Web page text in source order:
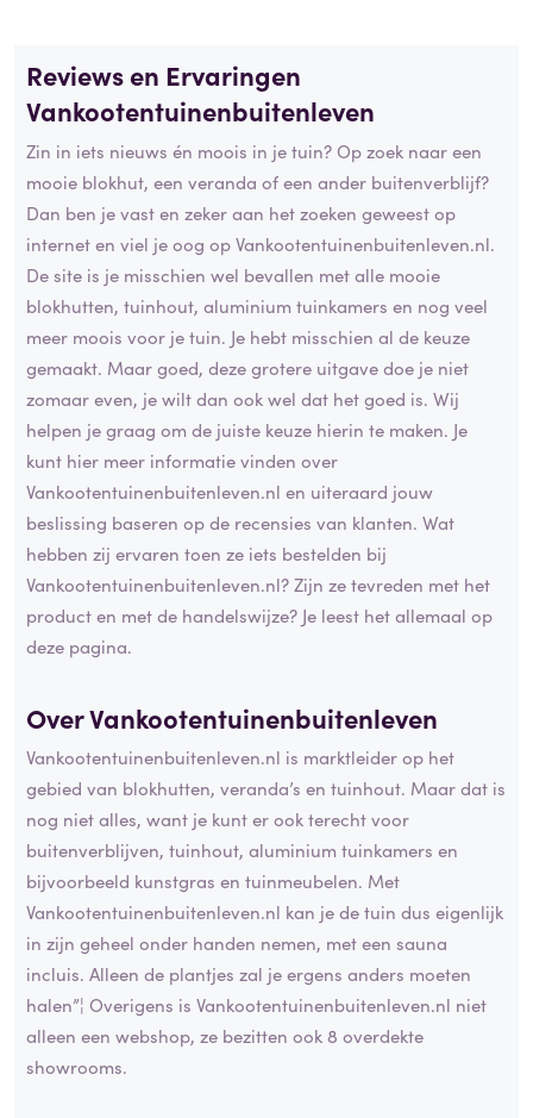
Reviews en Ervaringen
Vankootentuinenbuitenleven
Zin in iets nieuws én moois in je tuin? Op zoek naar een
mooie blokhut, een veranda of een ander buitenverblijf?
Dan ben je vast en zeker aan het zoeken geweest op
internet en viel je oog op Vankootentuinenbuitenleven.nl.
De site is je misschien wel bevallen met alle mooie
blokhutten, tuinhout, aluminium tuinkamers en nog veel
meer moois voor je tuin. Je hebt misschien al de keuze
gemaakt. Maar goed, deze grotere uitgave doe je niet
zomaar even, je wilt dan ook wel dat het goed is. Wij
helpen je graag om de juiste keuze hierin te maken. Je
kunt hier meer informatie vinden over
Vankootentuinenbuitenleven.nl en uiteraard jouw
beslissing baseren op de recensies van klanten. Wat
hebben zij ervaren toen ze iets bestelden bij
Vankootentuinenbuitenleven.nl? Zijn ze tevreden met het
product en met de handelswijze? Je leest het allemaal op
deze pagina.
Over Vankootentuinenbuitenleven
Vankootentuinenbuitenleven.nl is marktleider op het
gebied van blokhutten, veranda’s en tuinhout. Maar dat is
nog niet alles, want je kunt er ook terecht voor
buitenverblijven, tuinhout, aluminium tuinkamers en
bijvoorbeeld kunstgras en tuinmeubelen. Met
Vankootentuinenbuitenleven.nl kan je de tuin dus eigenlijk
in zijn geheel onder handen nemen, met een sauna
incluis. Alleen de plantjes zal je ergens anders moeten
halen”¦ Overigens is Vankootentuinenbuitenleven.nl niet
alleen een webshop, ze bezitten ook 8 overdekte
showrooms.